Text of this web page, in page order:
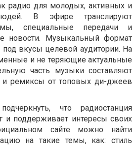
радио для молодых, активных и
В эфире транслируют
специальные передачи и
новости. Музыкальный формат
под вкусы целевой аудитории. На
и не теряющие актуальные
часть музыки составляют
и ремиксы от топовых ди-джеев
что радиостанция
и поддерживает интересы своих
сайте можно найти
на такие темы, как: стиль